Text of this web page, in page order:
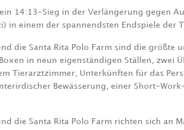
14:13-Sieg in der Verlängerung gegen
in einem der spannendsten Endspiele der
die Santa Rita Polo Farm sind die größte
in neun eigenständigen Ställen, zwei
Tierarztzimmer, Unterkünften für das
Bewässerung, einer Short-
die Santa Rita Polo Farm richten sich an